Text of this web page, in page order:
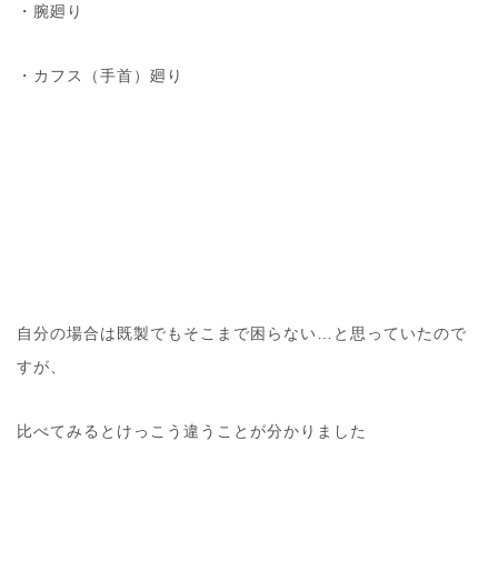
・腕廻り
・カフス（手首）廻り
自分の場合は既製でもそこまで困らない…と思っていたので
すが、
比べてみるとけっこう違うことが分かりました